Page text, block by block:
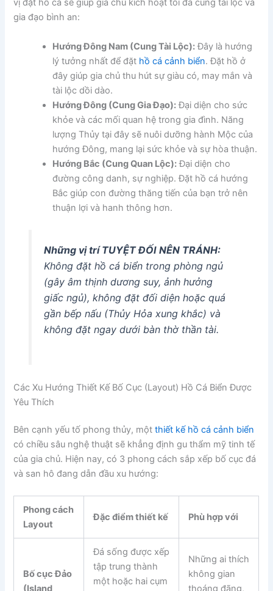
vị đặt hồ cá sẽ giúp gia chủ kích hoạt tối đa cung tài lộc và
gia đạo bình an:
Hướng Đông Nam (Cung Tài Lộc):Đây là hướng
lý tưởng nhất để đặt hồ cá cảnh biển. Đặt hồ ở
đây giúp gia chủ thu hút sự giàu có, may mắn và
tài lộc dồi dào.
Hướng Đông (Cung Gia Đạo):Đại diện cho sức
khỏe và các mối quan hệ trong gia đình. Năng
lượng Thủy tại đây sẽ nuôi dưỡng hành Mộc của
hướng Đông, mang lại sức khỏe và sự hòa thuận.
Hướng Bắc (Cung Quan Lộc):Đại diện cho
đường công danh, sự nghiệp. Đặt hồ cá hướng
Bắc giúp con đường thăng tiến của bạn trở nên
thuận lợi và hanh thông hơn.
Những vị trí TUYỆT ĐỐI NÊN TRÁNH:
Không đặt hồ cá biển trong phòng ngủ
(gây âm thịnh dương suy, ảnh hưởng
giấc ngủ), không đặt đối diện hoặc quá
gần bếp nấu (Thủy Hỏa xung khắc) và
không đặt ngay dưới bàn thờ thần tài.
Các Xu Hướng Thiết Kế Bố Cục (Layout) Hồ Cá Biển Được
Yêu Thích
Bên cạnh yếu tố phong thủy, mộtthiết kế hồ cá cảnh biển
có chiều sâu nghệ thuật sẽ khẳng định gu thẩm mỹ tinh tế
của gia chủ. Hiện nay, có 3 phong cách sắp xếp bố cục đá
và san hô đang dẫn đầu xu hướng:
Phong cách
Layout
Đặc điểm thiết kế Phù hợp với
Bố cục Đảo
(Island
Đá sống được xếp
tập trung thành
một hoặc hai cụm
Những ai thích
không gian
thoáng đãng,